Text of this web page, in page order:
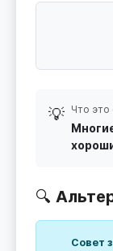
💡 Что это
🔍
Совет